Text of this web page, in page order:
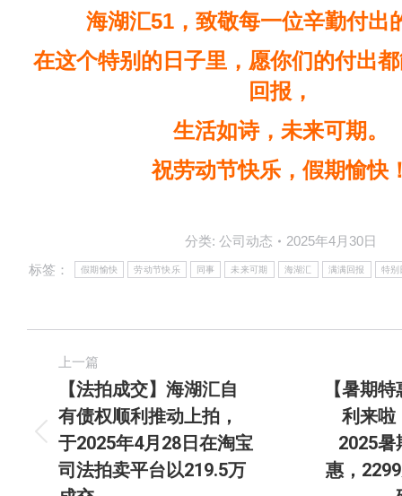
海湖汇51，致敬每一位辛勤付出
在这个特别的日子里，愿你们的付出
回报，
生活如诗，未来可期。
祝劳动节快乐，假期愉快
分类: 公司动态
2025年4月30日
标签：
假期愉快 劳动节快乐 同事 未来可期 海湖汇 满满回报 特别
上一篇
【法拍成交】海湖汇自
有债权顺利推动上拍，
于2025年4月28日在淘宝
司法拍卖平台以219.5万
【暑期
利来啦
2025暑
惠，